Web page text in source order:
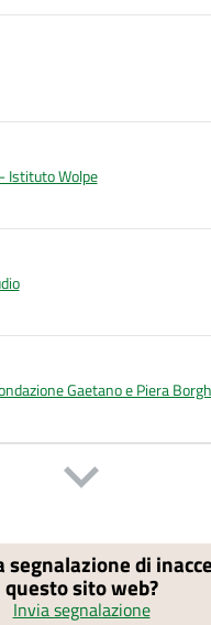
Istituto Wolpe
Gaetano e Piera
segnalazione di
questo sito web?
Invia segnalazione